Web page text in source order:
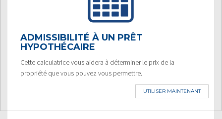
ADMISSIBILITÉ À UN PRÊT
HYPOTHÉCAIRE
Cette calculatrice vous aidera à déterminer le prix de la
propriété que vous pouvez vous permettre.
UTILISER MAINTENANT